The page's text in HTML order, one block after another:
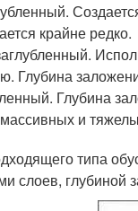
крайне редко.
Глубина
Глубина
и
типа
слоев, глубиной